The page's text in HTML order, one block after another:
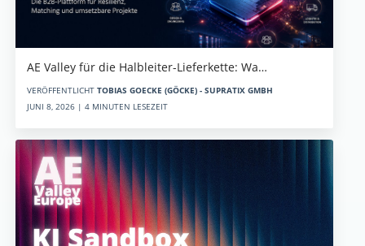
AE Valley für die Halbleiter-Lieferkette: Wa…
VERÖFFENTLICHT TOBIAS GOECKE (GÖCKE) - SUPRATIX GMBH
JUNI 8, 2026 | 4 MINUTEN LESEZEIT